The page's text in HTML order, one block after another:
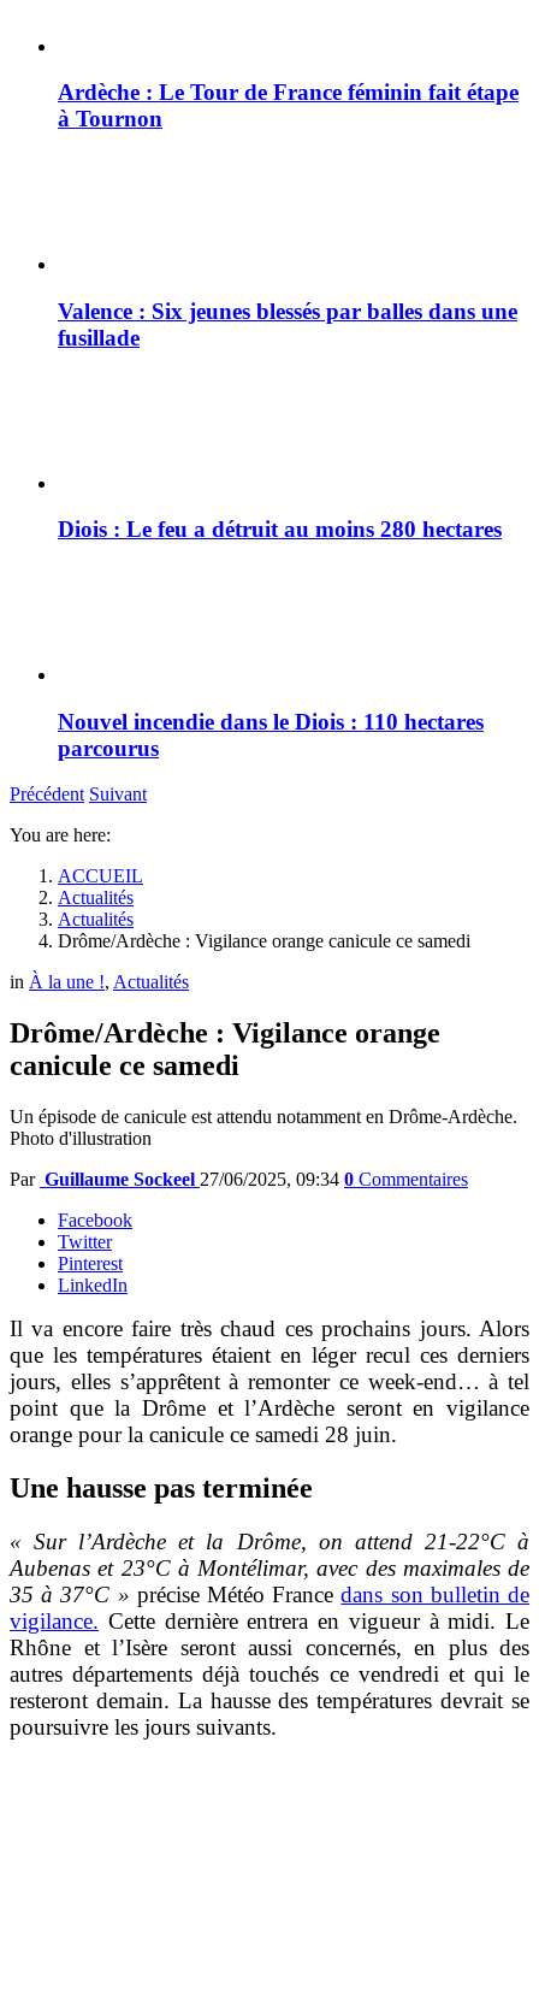
Ardèche : Le Tour de France féminin fait étape
à Tournon
Valence : Six jeunes blessés par balles dans une
fusillade
Diois : Le feu a détruit au moins 280 hectares
Nouvel incendie dans le Diois : 110 hectares
parcourus
Précédent Suivant
You are here:
ACCUEIL
Actualités
Actualités
Drôme/Ardèche : Vigilance orange canicule ce samedi
in À la une !, Actualités
Drôme/Ardèche : Vigilance orange
canicule ce samedi
Un épisode de canicule est attendu notamment en Drôme-Ardèche.
Photo d'illustration
Par Guillaume Sockeel 27/06/2025, 09:34 0 Commentaires
Facebook
Twitter
Pinterest
LinkedIn
Il va encore faire très chaud ces prochains jours. Alors
que les températures étaient en léger recul ces derniers
jours, elles s’apprêtent à remonter ce week-end… à tel
point que la Drôme et l’Ardèche seront en vigilance
orange pour la canicule ce samedi 28 juin.
Une hausse pas terminée
« Sur l’Ardèche et la Drôme, on attend 21-22°C à
Aubenas et 23°C à Montélimar, avec des maximales de
35 à 37°C » précise Météo Francedans son bulletin de
vigilance. Cette dernière entrera en vigueur à midi. Le
Rhône et l’Isère seront aussi concernés, en plus des
autres départements déjà touchés ce vendredi et qui le
resteront demain. La hausse des températures devrait se
poursuivre les jours suivants.